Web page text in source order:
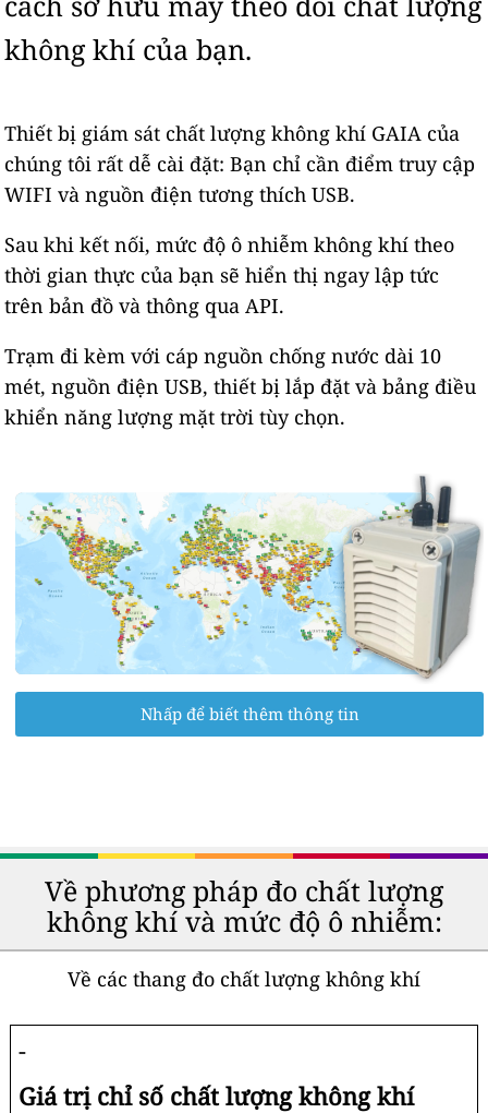
không khí của bạn.
Thiết bị giám sát chất lượng không khí GAIA của
chúng tôi rất dễ cài đặt: Bạn chỉ cần điểm truy cập
WIFI và nguồn điện tương thích USB.
Sau khi kết nối, mức độ ô nhiễm không khí theo
thời gian thực của bạn sẽ hiển thị ngay lập tức
trên bản đồ và thông qua API.
Trạm đi kèm với cáp nguồn chống nước dài 10
mét, nguồn điện USB, thiết bị lắp đặt và bảng điều
khiển năng lượng mặt trời tùy chọn.
Nhấp để biết thêm thông tin
Về phương pháp đo chất lượng
không khí và mức độ ô nhiễm:
Về các thang đo chất lượng không khí
-
Giá trị chỉ số chất lượng không khí